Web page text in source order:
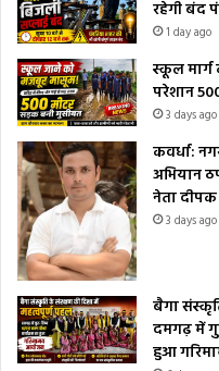
रहेगी बंद
1 day ago
स्कूल मार्ग
परेशान
3 days ago
कवर्धा:
अभियान
नेता
3 days ago
बैगा
दमगढ़ में
हुआ